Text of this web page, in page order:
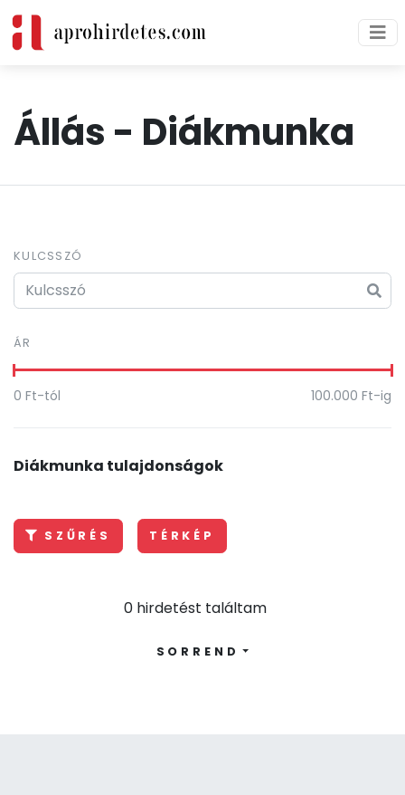
Állás - Diákmunka
KULCSSZÓ
ÁR
0 Ft-tól 100.000 Ft-ig
Diákmunka tulajdonságok
SZŰRÉS TÉRKÉP
0 hirdetést találtam
SORREND